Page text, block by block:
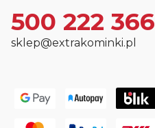
500 222 366
sklep@extrakominki.pl